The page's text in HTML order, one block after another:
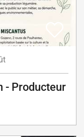
- Producteur